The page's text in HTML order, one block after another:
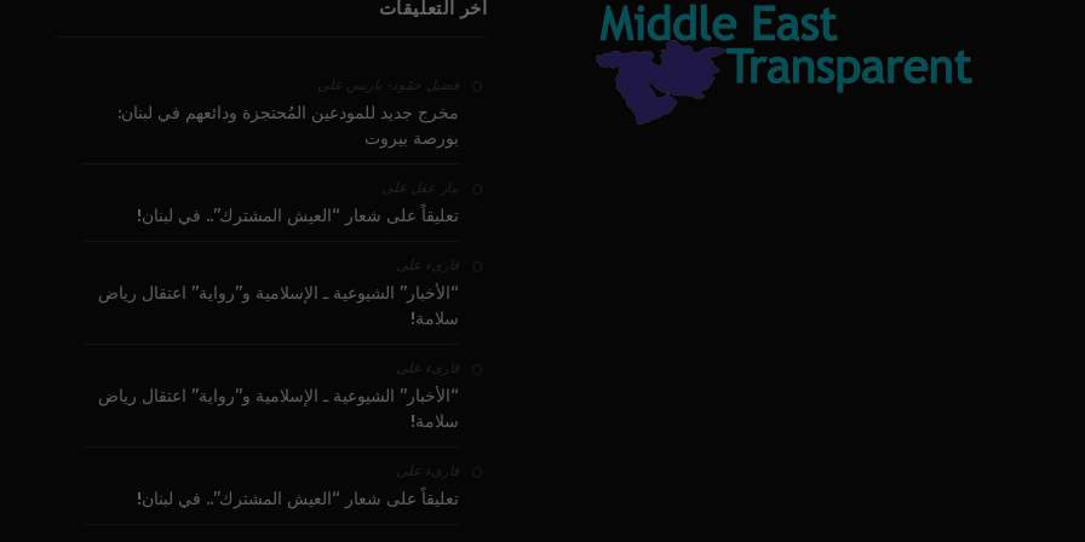
آخر التعليقات
فضيل حمّود - باريس على
مخرج جديد للمودعين المُحتجزة ودائعهم في لبنان:
بورصة بيروت
بيار عقل على
تعليقاً على شعار “العيش المشترك”.. في لبنان!
قارىء على
“الأخبار” الشيوعية ـ الإسلامية و”رواية” اعتقال رياض
سلامة!
قارىء على
“الأخبار” الشيوعية ـ الإسلامية و”رواية” اعتقال رياض
سلامة!
قارىء على
تعليقاً على شعار “العيش المشترك”.. في لبنان!